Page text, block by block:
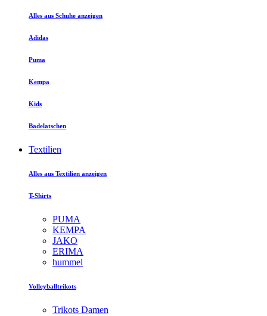
Alles aus Schuhe anzeigen
Adidas
Puma
Kempa
Kids
Badelatschen
Textilien
Alles aus Textilien anzeigen
T-Shirts
PUMA
KEMPA
JAKO
ERIMA
hummel
Volleyballtrikots
Trikots Damen